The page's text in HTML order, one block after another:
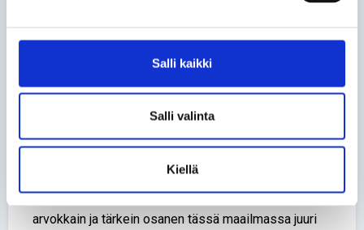
Salli kaikki
Salli valinta
Kiellä
Täällä me vertaiset olemme netissä sinua varten:
Toivon sydämestäni, että ystäväsi haluavat olla
kanssasi sinun ehdoillasi Silloin he kuuntelevat, kun
sanot suoraan, mitä heiltä toivot.
Sinä et ole sairautesi, vain kehosi on sairas. Olet
arvokkain ja tärkein osanen tässä maailmassa juuri